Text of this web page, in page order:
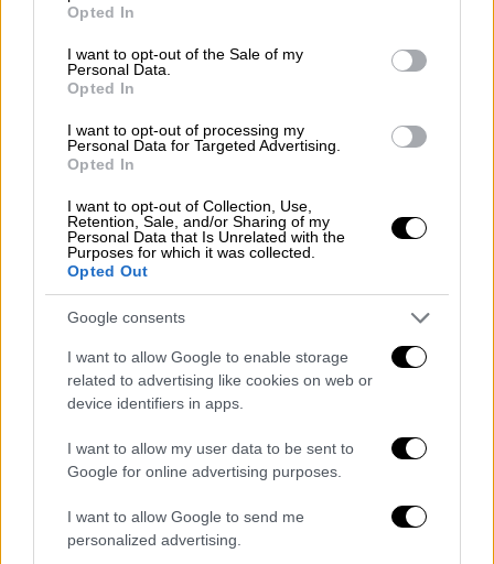
use your data for below specified purposes in below Google
consent section.
Opted In
I want to opt-out of the Sale of my
Personal Data.
Opted In
I want to opt-out of processing my
Personal Data for Targeted Advertising.
Opted In
I want to opt-out of Collection, Use,
Retention, Sale, and/or Sharing of my
Personal Data that Is Unrelated with the
Purposes for which it was collected.
Opted Out
Google consents
I want to allow Google to enable storage
related to advertising like cookies on web or
device identifiers in apps.
I want to allow my user data to be sent to
Google for online advertising purposes.
I want to allow Google to send me
personalized advertising.
νεαρός που δέχθηκε
μέρος του κεφαλιού είναιεγκεφαλικά
νεκρός. Εισήχθη εσπευσμένα στο
χειρουργείο, ωστόσο
αφαιρεθούν οι σφαίρες.
Αρχικάδιακομίστηκε στο νοσοκομείο στο
Άργος, στη συνέχεια στοΘριάσιο
νοσηλεύεται στηΜονάδα Εντατικής
Θεραπείας στο ΚΑΤ . Στο ΚΑΤ έφτασε
το απόγευμα της Τετάρτης, συνοδεία
αστυνομικών οχημάτων.